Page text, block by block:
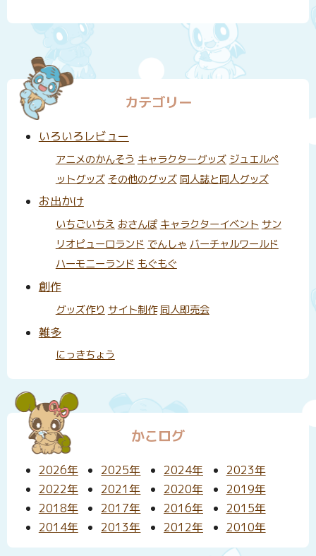
カテゴリー
いろいろレビュー
アニメのかんそう キャラクターグッズ ジュエルペ
ットグッズ その他のグッズ 同人誌と同人グッズ
お出かけ
いちごいちえ おさんぽ キャラクターイベント サン
リオピューロランド でんしゃ バーチャルワールド
ハーモニーランド もぐもぐ
創作
グッズ作り サイト制作 同人即売会
雑多
にっきちょう
かこログ
2026年 2025年 2024年
2023年
2022年
2021年 2020年
2019年
2018年
2017年 2016年
2015年
2014年
2013年 2012年 2010年